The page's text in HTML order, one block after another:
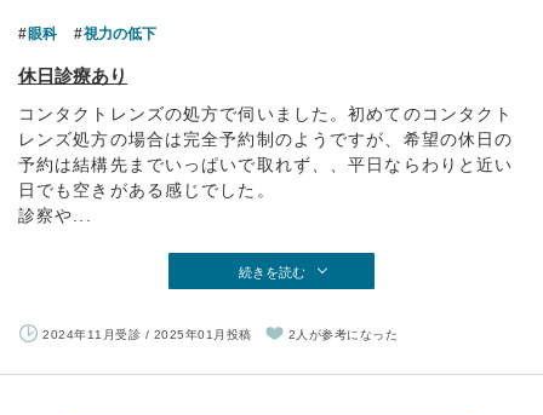
眼科 視力の低下
休日診療あり
コンタクトレンズの処方で伺いました。初めてのコンタクト
レンズ処方の場合は完全予約制のようですが、希望の休日の
予約は結構先までいっぱいで取れず、、平日ならわりと近い
日でも空きがある感じでした。
診察や...
続きを読む
2024年11月受診 / 2025年01月投稿 2人が参考になった